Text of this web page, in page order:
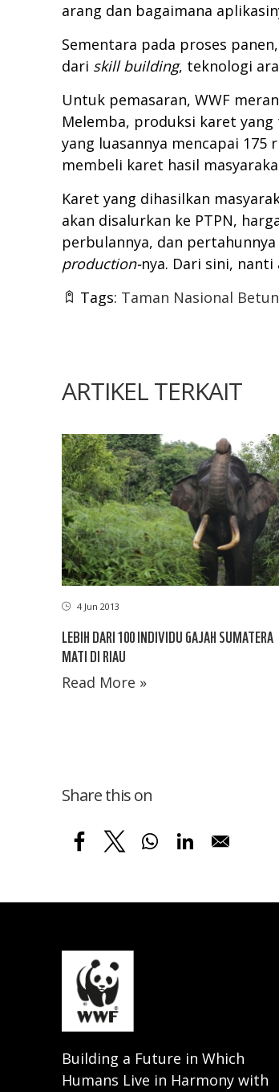
arang dan bagaimana
Sementara pada proses
dari skill building, teknologi
Untuk pemasaran, WWF
Melemba, produksi karet
yang luasannya mencapai
membeli karet hasil
Karet yang dihasilkan
akan disalurkan ke PTPN,
perbulannya, dan
production-nya. Dari sini,
Tags: Taman Nasional
ARTIKEL TERKAIT
4 Jun 2013
LEBIH DARI 100 INDIVIDU GAJAH SUMATERA
MATI DI RIAU
Read More »
Share this on
Building a Future in Which
Humans Live in Harmony with